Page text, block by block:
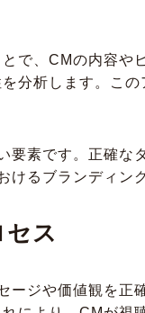
で、CMの内容や
分析します。こ
素です。正確な
るブランディン
ス
ジや価値観を正